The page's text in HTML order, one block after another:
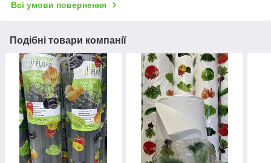
Всі умови повернення
Подібні товари компанії